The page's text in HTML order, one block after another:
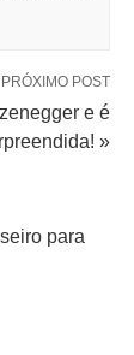
PRÓXIMO POST
e é
»
para